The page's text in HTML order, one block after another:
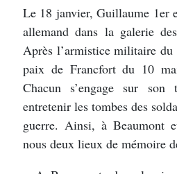
Le 18 janvier, Guillaume 1er
allemand dans la galerie
Après l’armistice militaire
paix de Francfort du 10
Chacun s’engage sur
entretenir les tombes des
guerre. Ainsi, à Beaumont
nous deux lieux de mémoire